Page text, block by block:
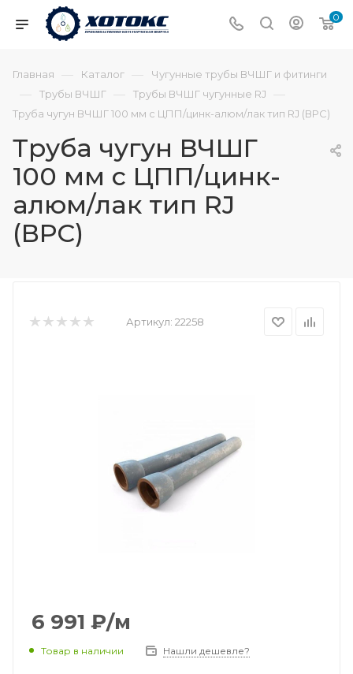
0
Главная — Каталог — Чугунные трубы ВЧШГ и фитинги
— Трубы ВЧШГ — Трубы ВЧШГ чугунные RJ —
Труба чугун ВЧШГ 100 мм с ЦПП/цинк-алюм/лак тип RJ (ВРС)
Труба чугун ВЧШГ
100 мм с ЦПП/цинк-
алюм/лак тип RJ
(ВРС)
Артикул: 22258
6 991 ₽/м
Товар в наличии Нашли дешевле?